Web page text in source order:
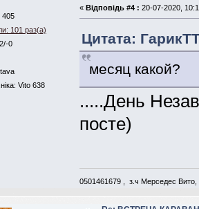
405
101 раз(а)
0
Vito 638
« Відповідь #4 : 20-07-2020,
Цитата:
месяц какой?
.....День
посте)
0501461679 , з.ч Мерседес Вито,